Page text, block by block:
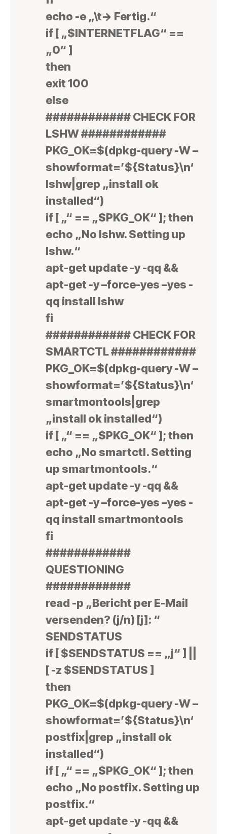
echo -e „\t-> Fertig.“
if [ „$INTERNETFLAG“ ==
„0“ ]
then
exit 100
else
############ CHECK FOR
LSHW ############
PKG_OK=$(dpkg-query -W –
showformat=’${Status}\n‘
lshw|grep „install ok
installed“)
if [ „“ == „$PKG_OK“ ]; then
echo „No lshw. Setting up
lshw.“
apt-get update -y -qq &&
apt-get -y –force-yes –yes -
qq install lshw
fi
############ CHECK FOR
SMARTCTL ############
PKG_OK=$(dpkg-query -W –
showformat=’${Status}\n‘
smartmontools|grep
„install ok installed“)
if [ „“ == „$PKG_OK“ ]; then
echo „No smartctl. Setting
up smartmontools.“
apt-get update -y -qq &&
apt-get -y –force-yes –yes -
qq install smartmontools
fi
############
QUESTIONING
############
read -p „Bericht per E-Mail
versenden? (j/n) [j]: “
SENDSTATUS
if [ $SENDSTATUS == „j“ ] ||
[ -z $SENDSTATUS ]
then
PKG_OK=$(dpkg-query -W –
showformat=’${Status}\n‘
postfix|grep „install ok
installed“)
if [ „“ == „$PKG_OK“ ]; then
echo „No postfix. Setting up
postfix.“
apt-get update -y -qq &&